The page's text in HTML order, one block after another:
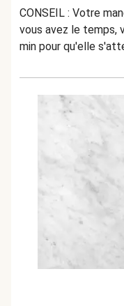
CONSEIL : Votre
vous avez le temps,
min pour qu'elle